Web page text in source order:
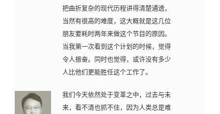
把曲折复杂的现代历程讲得清楚通透，
当然有很高的难度，这大概就是这几位
朋友要耗时两年来做这个节目的原因。
当我第一次看到这个计划的时候，觉得
令人振奋。同时也觉得，或许没有多少
人比他们更能胜任这个工作了。
我们今天依然处于变革之中，过去与未
来，看不清也抓不住，因为人类总是难